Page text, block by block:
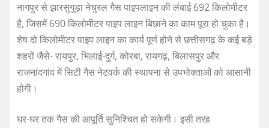
नागपुर से झारसुगुड़ा नेचुरल गैस पाइपलाइन की लंबाई 692 किलोमीटर
है, जिसमें 690 किलोमीटर पाइप लाइन बिछाने का काम पूरा हो चुका है।
शेष दो किलोमीटर पाइप लाइन का कार्य पूर्ण होने से छत्तीसगढ़ के कई बड़े
शहरों जैसे- रायपुर, भिलाई-दुर्ग, कोरबा, रायगढ़, बिलासपुर और
राजनांदगांव में सिटी गैस नेटवर्क की स्थापना से उपभोक्ताओं को आसानी
होगी।
घर-घर तक गैस की आपूर्ति सुनिश्चित हो सकेगी। इसी तरह